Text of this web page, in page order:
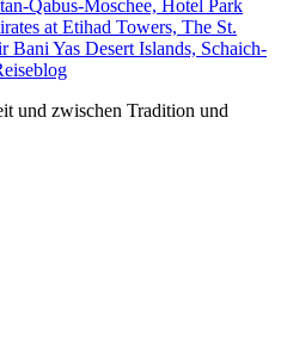
und zwischen Tradition und